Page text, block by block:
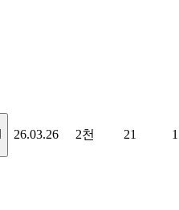
26.03.26 2천 21 1